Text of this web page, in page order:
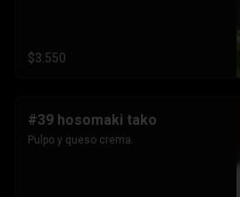
$3.550
#39 hosomaki tako
Pulpo y queso crema.